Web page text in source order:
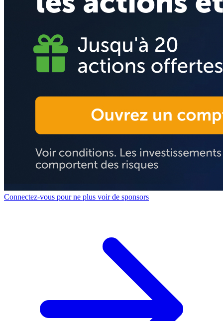
Connectez-vous pour ne plus voir de sponsors